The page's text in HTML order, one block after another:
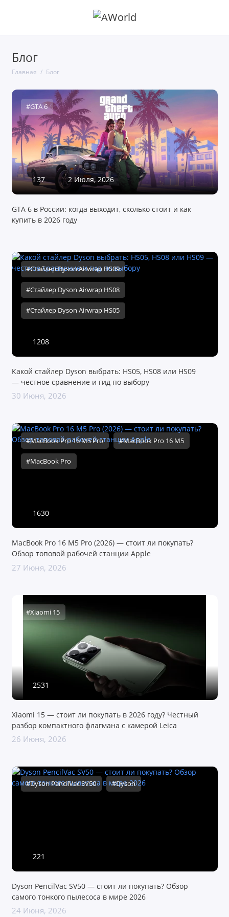
Блог
Главная Блог
#GTA 6
137 2 Июля, 2026
GTA 6 в России: когда выходит, сколько стоит и как
купить в 2026 году
#Стайлер Dyson Airwrap HS09
#Стайлер Dyson Airwrap HS08
#Стайлер Dyson Airwrap HS05
1208
Какой стайлер Dyson выбрать: HS05, HS08 или HS09
— честное сравнение и гид по выбору
30 Июня, 2026
#MacBook Pro 16 M5 Pro #MacBook Pro 16 M5
#MacBook Pro
1630
MacBook Pro 16 M5 Pro (2026) — стоит ли покупать?
Обзор топовой рабочей станции Apple
27 Июня, 2026
#Xiaomi 15
2531
Xiaomi 15 — стоит ли покупать в 2026 году? Честный
разбор компактного флагмана с камерой Leica
26 Июня, 2026
#Dyson PencilVac SV50 #Dyson
221
Dyson PencilVac SV50 — стоит ли покупать? Обзор
самого тонкого пылесоса в мире 2026
24 Июня, 2026